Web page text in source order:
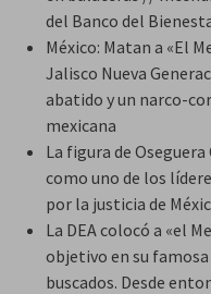
del Banco del
México: Matan a «El
Jalisco Nueva
abatido y un narco-
mexicana
La figura de
como uno de los
por la justicia de
La DEA colocó a «el
objetivo en su
buscados. Desde